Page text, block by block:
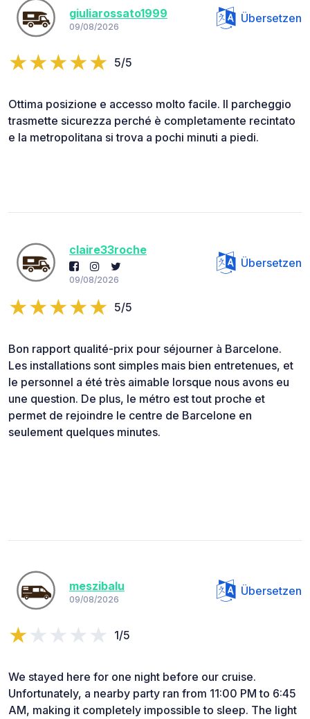
giuliarossato1999
09/08/2026
Übersetzen
5/5
Ottima posizione e accesso molto facile. Il parcheggio
trasmette sicurezza perché è completamente recintato
e la metropolitana si trova a pochi minuti a piedi.
claire33roche
09/08/2026
Übersetzen
5/5
Bon rapport qualité-prix pour séjourner à Barcelone.
Les installations sont simples mais bien entretenues, et
le personnel a été très aimable lorsque nous avons eu
une question. De plus, le métro est tout proche et
permet de rejoindre le centre de Barcelone en
seulement quelques minutes.
meszibalu
09/08/2026
Übersetzen
1/5
​We stayed here for one night before our cruise.
Unfortunately, a nearby party ran from 11:00 PM to 6:45
AM, making it completely impossible to sleep. The light